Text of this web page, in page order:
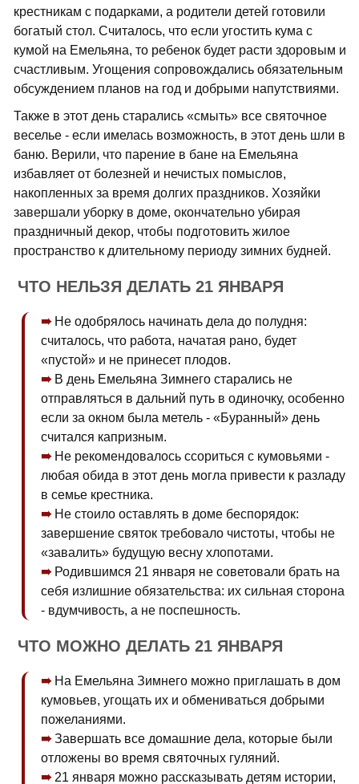
крестникам с подарками, а родители детей готовили
богатый стол. Считалось, что если угостить кума с
кумой на Емельяна, то ребенок будет расти здоровым и
счастливым. Угощения сопровождались обязательным
обсуждением планов на год и добрыми напутствиями.
Также в этот день старались «смыть» все святочное
веселье - если имелась возможность, в этот день шли в
баню. Верили, что парение в бане на Емельяна
избавляет от болезней и нечистых помыслов,
накопленных за время долгих праздников. Хозяйки
завершали уборку в доме, окончательно убирая
праздничный декор, чтобы подготовить жилое
пространство к длительному периоду зимних будней.
ЧТО НЕЛЬЗЯ ДЕЛАТЬ 21 ЯНВАРЯ
Не одобрялось начинать дела до полудня:
считалось, что работа, начатая рано, будет
«пустой» и не принесет плодов.
В день Емельяна Зимнего старались не
отправляться в дальний путь в одиночку, особенно
если за окном была метель - «Буранный» день
считался капризным.
Не рекомендовалось ссориться с кумовьями -
любая обида в этот день могла привести к разладу
в семье крестника.
Не стоило оставлять в доме беспорядок:
завершение святок требовало чистоты, чтобы не
«завалить» будущую весну хлопотами.
Родившимся 21 января не советовали брать на
себя излишние обязательства: их сильная сторона
- вдумчивость, а не поспешность.
ЧТО МОЖНО ДЕЛАТЬ 21 ЯНВАРЯ
На Емельяна Зимнего можно приглашать в дом
кумовьев, угощать их и обмениваться добрыми
пожеланиями.
Завершать все домашние дела, которые были
отложены во время святочных гуляний.
21 января можно рассказывать детям истории,